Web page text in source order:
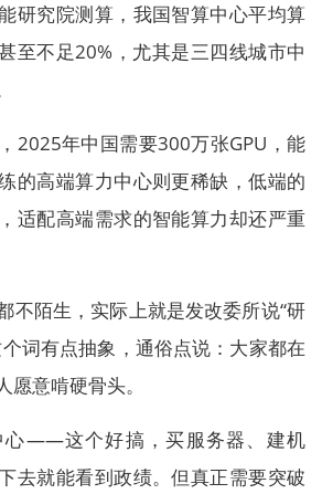
研究院测算，我国智算中心平均算
至不足20%，尤其是三四线城市中
2025年中国需要300万张GPU，能
的高端算力中心则更稀缺，低端的
适配高端需求的智能算力却还严重
不陌生，实际上就是发改委所说“研
词有点抽象，通俗点说：大家都在
意啃硬骨头。
心——这个好搞，买服务器、建机
去就能看到政绩。但真正需要突破